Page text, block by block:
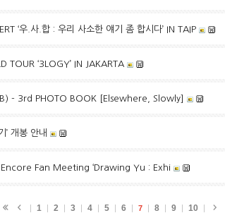
‘우.사.합 : 우리 사소한 얘기 좀 합시다’ IN TAIP
TOUR ‘3LOGY’ IN JAKARTA
- 3rd PHOTO BOOK [Elsewhere, Slowly]
’ 개봉 안내
Fan Meeting ‘Drawing Yu : Exhi
1 2 3 4 5 6 7 8 9 10